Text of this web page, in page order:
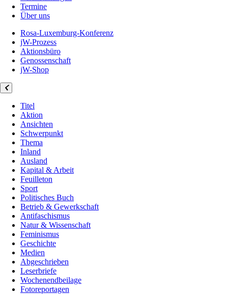
Termine
Über uns
Rosa-Luxemburg-Konferenz
jW-Prozess
Aktionsbüro
Genossenschaft
jW-Shop
Titel
Aktion
Ansichten
Schwerpunkt
Thema
Inland
Ausland
Kapital & Arbeit
Feuilleton
Sport
Politisches Buch
Betrieb & Gewerkschaft
Antifaschismus
Natur & Wissenschaft
Feminismus
Geschichte
Medien
Abgeschrieben
Leserbriefe
Wochenendbeilage
Fotoreportagen